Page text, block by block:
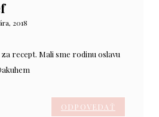
2018
recept. Mali sme rodinu oslavu
ODPOVEDAŤ